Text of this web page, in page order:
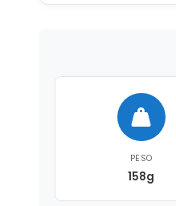
PESO
158g